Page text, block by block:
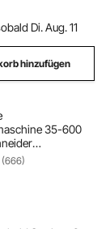
Di. Aug. 11
hinzufügen
35-600
6-15
Laser-
kg
(666)